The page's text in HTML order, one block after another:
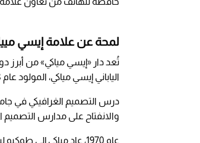
لمحة عن علامة إيسي
تُعد دار «إيسي مياكي» من أبرز
الياباني إيسي مياكي، المولود عام 1938 في مدينة هيروشيما.
درس التصميم الغرافيكي في
والانفتاح على مدارس التصميم
عام 1970، عاد مياكي